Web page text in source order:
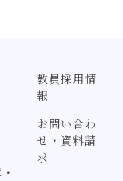
教員採用情
報
お問い合わ
せ・資料請
求